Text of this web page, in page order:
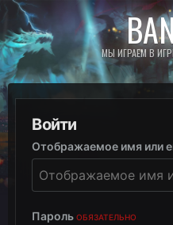
МЫ ИГРАЕМ В
Войти
Отображаемое имя или
Пароль ОБЯЗАТЕЛЬНО